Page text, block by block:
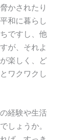
かされたり
和に暮らし
ですし、他
が、それよ
楽しく、ど
ワクワクし
経験や生活
しょうか。